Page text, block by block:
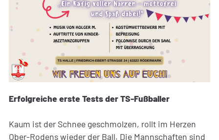
Erfolgreiche erste Tests der TS-Fußballer
Kaum ist der Schnee geschmolzen, rollt im Herzen
Ober-Rodens wieder der Ball. Die Mannschaften sind